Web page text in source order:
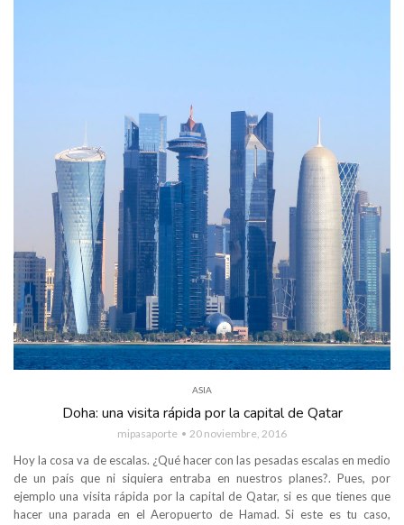
ASIA
Doha: una visita rápida por la capital de Qatar
mipasaporte 20 noviembre, 2016
Hoy la cosa va de escalas. ¿Qué hacer con las pesadas escalas en medio
de un país que ni siquiera entraba en nuestros planes?. Pues, por
ejemplo una visita rápida por la capital de Qatar, si es que tienes que
hacer una parada en el Aeropuerto de Hamad. Si este es tu caso,